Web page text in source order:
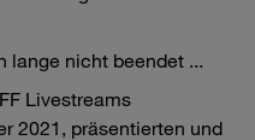
lange nicht beendet ...
Livestreams
2021, präsentierten und